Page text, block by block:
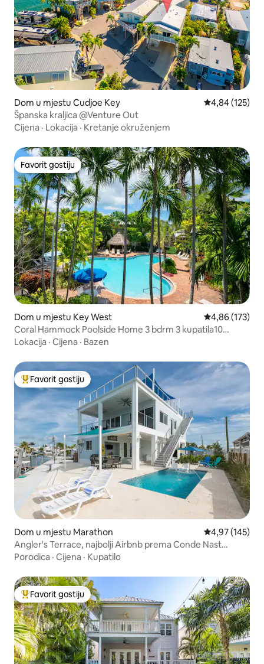
Dom u mjestu Cudjoe Key Prosječna
4,84 (125)
Španska kraljica @Venture Out
Cijena · Lokacija · Kretanje okruženjem
Favorit gostiju
Favorit gostiju
Dom u mjestu Key West Prosječna
4,86 (173)
Coral Hammock Poolside Home 3 bdrm 3 kupatila10
minuta
Lokacija · Cijena · Bazen
Glavni favorit gostiju
Favorit gostiju
Dom u mjestu Marathon Prosječna
4,97 (145)
Angler's Terrace, najbolji Airbnb prema Conde Nast
Traveleru
Porodica · Cijena · Kupatilo
Glavni favorit gostiju
Favorit gostiju